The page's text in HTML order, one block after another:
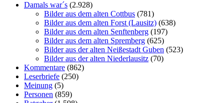
Damals war´s (2.928)
Bilder aus dem alten Cottbus (781)
Bilder aus dem alten Forst (Lausitz) (638)
Bilder aus dem alten Senftenberg (197)
Bilder aus dem alten Spremberg (625)
Bilder aus der alten Neißestadt Guben (523)
Bilder aus der alten Niederlausitz (70)
Kommentare (862)
Leserbriefe (250)
Meinung (5)
Personen (859)